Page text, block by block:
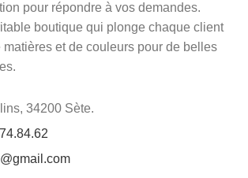
pour répondre à vos demandes.
boutique qui plonge chaque client
et de couleurs pour de belles
34200 Sète.